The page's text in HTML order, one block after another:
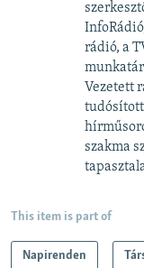
rádió, a
Vezetett
szakma
This item is part of
Napirenden